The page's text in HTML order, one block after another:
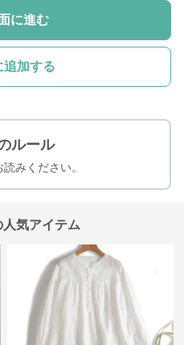
に進む
追加する
ルール
みください。
気アイテム